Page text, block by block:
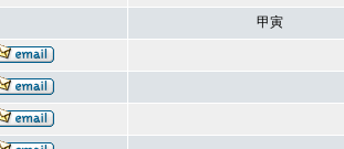
甲寅